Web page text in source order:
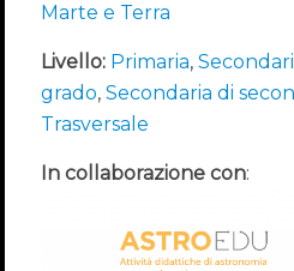
Marte e Terra
Livello: Primaria,
grado,Secondaria di
Trasversale
In collaborazione con: